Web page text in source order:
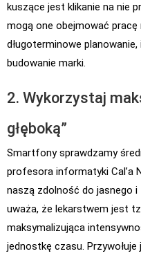
kuszące jest klikanie na nie
mogą one obejmować
długoterminowe
budowanie marki.
2. Wykorzystaj
głęboką”
Smartfony sprawdzamy
profesora informatyki Cal’a
naszą zdolność do jasnego
uważa, że lekarstwem jest
maksymalizująca
jednostkę czasu.